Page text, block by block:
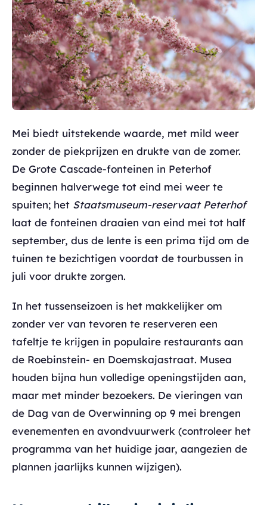
Mei biedt uitstekende waarde, met mild weer
zonder de piekprijzen en drukte van de zomer.
De Grote Cascade-fonteinen in Peterhof
beginnen halverwege tot eind mei weer te
spuiten; het Staatsmuseum-reservaat Peterhof
laat de fonteinen draaien van eind mei tot half
september, dus de lente is een prima tijd om de
tuinen te bezichtigen voordat de tourbussen in
juli voor drukte zorgen.
In het tussenseizoen is het makkelijker om
zonder ver van tevoren te reserveren een
tafeltje te krijgen in populaire restaurants aan
de Roebinstein- en Doemskajastraat. Musea
houden bijna hun volledige openingstijden aan,
maar met minder bezoekers. De vieringen van
de Dag van de Overwinning op 9 mei brengen
evenementen en avondvuurwerk (controleer het
programma van het huidige jaar, aangezien de
plannen jaarlijks kunnen wijzigen).